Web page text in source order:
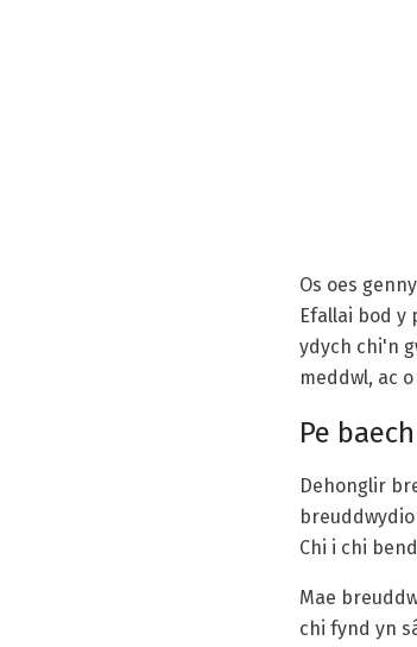
Os oes
Efallai bod y
ydych chi'n
meddwl, ac
Pe
Dehonglir
Chi i chi
Mae
chi fynd yn